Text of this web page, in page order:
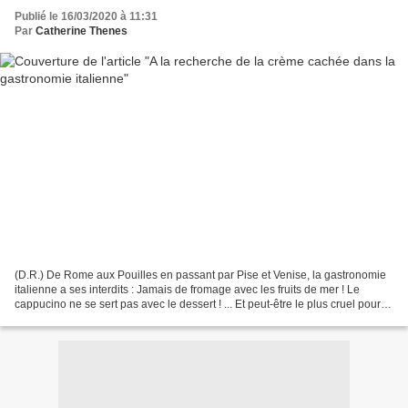
Publié le 16/03/2020 à 11:31
Par Catherine Thenes
(D.R.) De Rome aux Pouilles en passant par Pise et Venise, la gastronomie
italienne a ses interdits : Jamais de fromage avec les fruits de mer ! Le
cappucino ne se sert pas avec le dessert ! ... Et peut-être le plus cruel pour